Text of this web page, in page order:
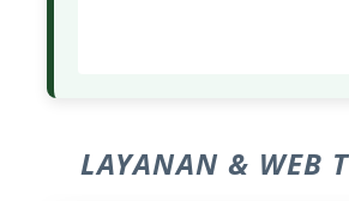
LAYANAN & WEB